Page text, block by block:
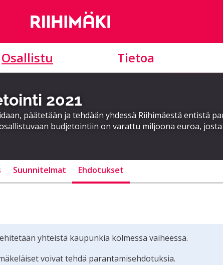
Osallistu Tietoa
2021
päätetään ja tehdään yhdessä Riihimäestä entistä
budjetointiin on varattu miljoona euroa, josta
Suunnitelmat Ehdotukset
yhteistä kaupunkia kolmessa vaiheessa.
voivat tehdä parantamisehdotuksia.